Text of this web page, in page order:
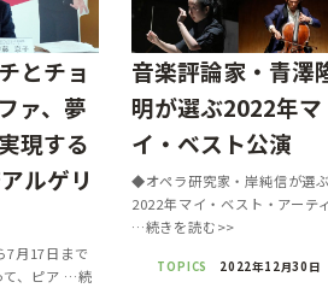
とチョ
ァ、夢
現する
ルゲリ
月17日まで
て、ピア …続
音楽評論家・青澤
明が選ぶ2022年マ
イ・ベスト公演
◆オペラ研究家・岸純信が選
2022年マイ・ベスト・アーテ
…続きを読む>>
TOPICS 2022年12月30日